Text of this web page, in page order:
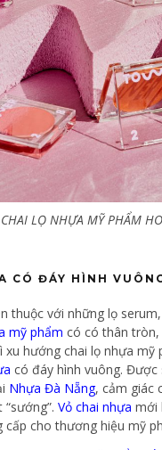
LỌ NHỰA MỸ PHẨM
CÓ ĐÁY HÌNH
thuộc với những lọ
mỹ phẩm có có thân
xu hướng chai lọ nhựa mỹ
có đáy hình vuông. Được
Nhựa Đà Nẵng, cảm giác
Vỏ chai nhựa mới
cấp cho thương hiệu mỹ